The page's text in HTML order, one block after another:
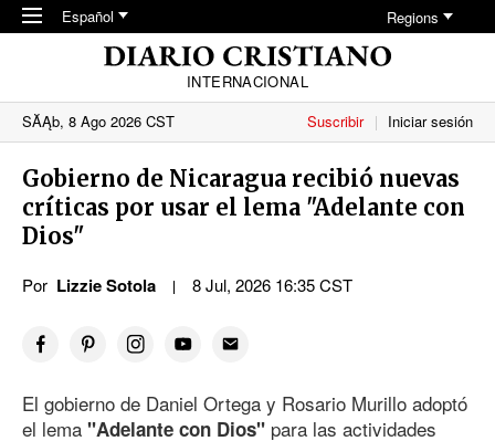
Skip to main content
Español Regions
INTERNACIONAL
SĂĄb, 8 Ago 2026 CST
Suscribir Iniciar sesión
Gobierno de Nicaragua recibió nuevas
críticas por usar el lema "Adelante con
Dios"
Por Lizzie Sotola 8 Jul, 2026 16:35 CST
El gobierno de Daniel Ortega y Rosario Murillo adoptó
el lema "Adelante con Dios" para las actividades